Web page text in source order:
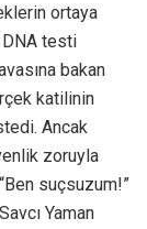
ortaya
DNA testi
bakan
katilinin
Ancak
zoruyla
suçsuzum!”
Yaman